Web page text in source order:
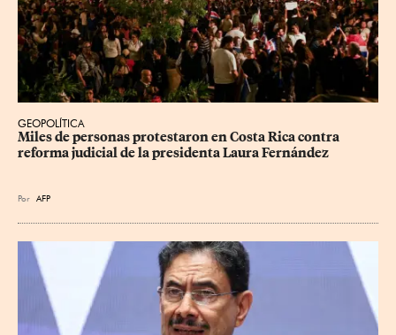
GEOPOLÍTICA
Miles de personas protestaron en Costa Rica contra
reforma judicial de la presidenta Laura Fernández
Por AFP